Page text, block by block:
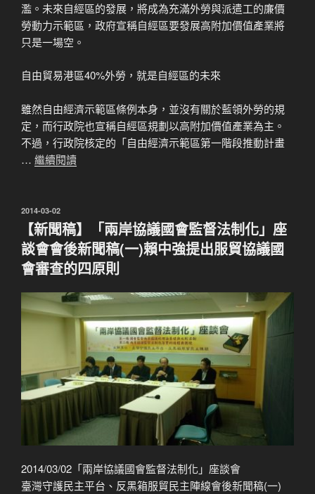
濫。未來自經區的發展，將成為充滿外勞與派遣工的廉價
勞動力示範區，政府宣稱自經區要發展高附加價值產業將
只是一場空。
自由貿易港區40%外勞，就是自經區的未來
雖然自由經濟示範區條例本身，並沒有關於藍領外勞的規
定，而行政院也宣稱自經區規劃以高附加價值產業為主。
不過，行政院核定的「自由經濟示範區第一階段推動計畫
… 繼續閱讀
發
2014-03-02
【新聞稿】「兩岸協議國會監督法制化」座
談會會後新聞稿(一)賴中強提出服貿協議國
會審查的四原則
2014/03/02「兩岸協議國會監督法制化」座談會
臺灣守護民主平台、反黑箱服貿民主陣線會後新聞稿(一)